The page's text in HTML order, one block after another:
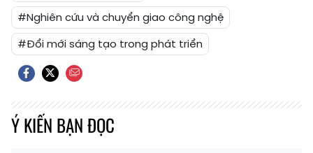
#Nghiên cứu và chuyển giao công nghệ
#Đổi mới sáng tạo trong phát triển
Ý KIẾN BẠN ĐỌC